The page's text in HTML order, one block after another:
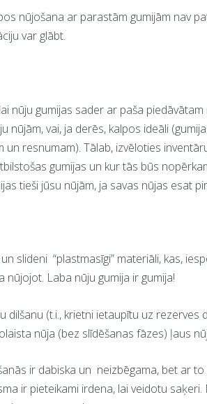
nūjošana ar parastām gumijām nav
var glābt.
nūju gumijas sader ar paša
nūjām, vai, ja derēs, kalpos ideāli
un resnumam). Tālab, izvēloties
gumijas un kur tās būs
tieši jūsu nūjām, ja savas nūjas esat
slideni “plastmasīgi” materiāli, kas,
nūjojot. Laba nūju gumija ir gumija!
dilšanu (t.i., krietni ietaupītu uz
nūja (bez slīdēšanas fāzes) ļaus
ir dabiska un neizbēgama, bet ar
ir pieteikami irdena, lai veidotu saķeri.